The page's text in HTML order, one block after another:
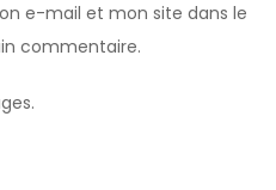
e-mail et mon site dans le
commentaire.